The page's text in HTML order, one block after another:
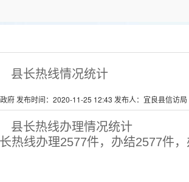
县长热线情况统计
府 发布时间：2020-11-25 12:43 发布人：宜良县信访局
县长热线办理情况统计
热线办理2577件，办结2577件